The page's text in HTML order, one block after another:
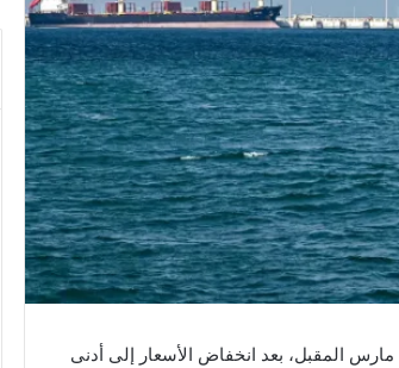
المقبل، بعد انخفاض الأسعار إلى أدنى